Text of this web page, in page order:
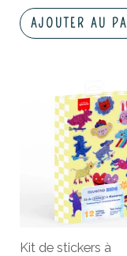
AJOUTER AU
Kit de stickers à